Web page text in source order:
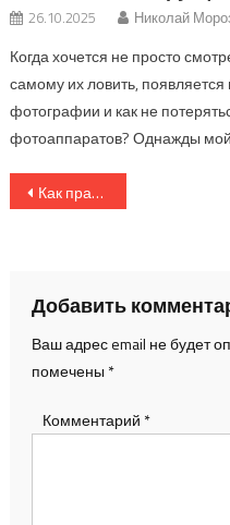
26.10.2025 Николай
Когда хочется не просто
самому их ловить, появляется
фотографии и как не
фотоаппаратов? Однажды
Навигация
Как правильно оформить портфолио фотографа: советы и примеры
Добавить
Ваш адрес email не будет
помечены *
Комментарий *